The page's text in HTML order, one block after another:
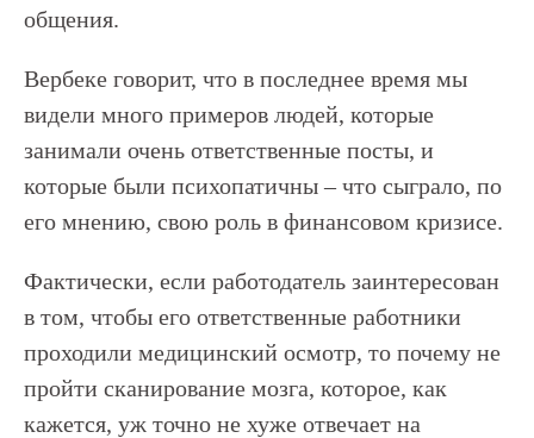
общения.
Вербеке говорит, что в последнее время мы
видели много примеров людей, которые
занимали очень ответственные посты, и
которые были психопатичны – что сыграло, по
его мнению, свою роль в финансовом кризисе.
Фактически, если работодатель заинтересован
в том, чтобы его ответственные работники
проходили медицинский осмотр, то почему не
пройти сканирование мозга, которое, как
кажется, уж точно не хуже отвечает на